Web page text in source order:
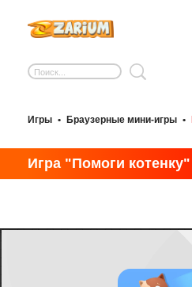
Игры • Браузерные мини-игры •
Игра "Помоги котенку"